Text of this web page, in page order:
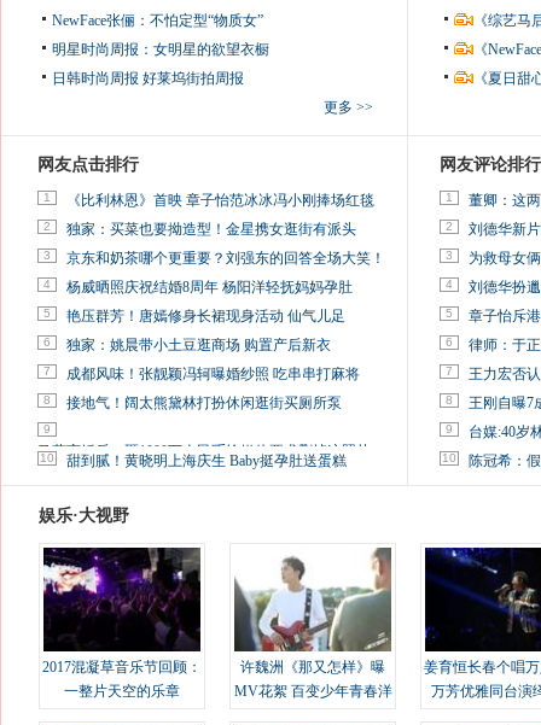
NewFace张俪：不怕定型“物质女”
明星时尚周报：女明星的欲望衣橱
日韩时尚周报 好莱坞街拍周报
更多 >>
《综艺
《
《夏日
网友点击排行
1 《比利林恩》首映 章子怡范冰冰冯小刚捧场红毯
2 独家：买菜也要拗造型！金星携女逛街有派头
3 京东和奶茶哪个更重要？刘强东的回答全场大笑！
4 杨威晒照庆祝结婚8周年 杨阳洋轻抚妈妈孕肚
5 艳压群芳！唐嫣修身长裙现身活动 仙气儿足
6 独家：姚晨带小土豆逛商场 购置产后新衣
7 成都风味！张靓颖冯轲曝婚纱照 吃串串打麻将
8 接地气！阔太熊黛林打扮休闲逛街买厕所泵
9
马蓉离婚后，砸1000万人民币给媒体要求删掉这照片
10 甜到腻！黄晓明上海庆生 Baby挺孕肚送蛋糕
网友评论排行
1 董卿：这
2 刘德华新
3 为救母女
4 刘德华扮
5 章子怡斥
6 律师：于
7 王力宏否
8 王刚自曝7
9 台媒:40岁
10 陈冠希：
娱乐·大视野
2017混凝草音乐节回顾：
一整片天空的乐章
许魏洲《那又怎样》曝
MV花絮 百变少年青春洋
姜育恒长春个唱
万芳优雅同台演